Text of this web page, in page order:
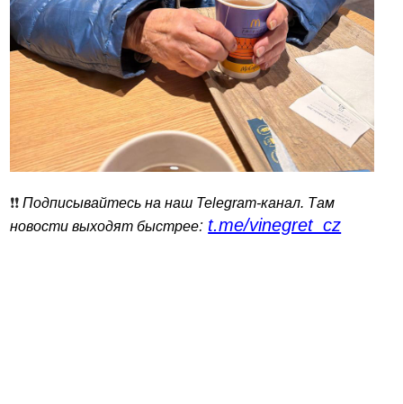
❗️❗️Подписывайтесь на наш Telegram-канал. Там
новости выходят быстрее: t.me/vinegret_cz